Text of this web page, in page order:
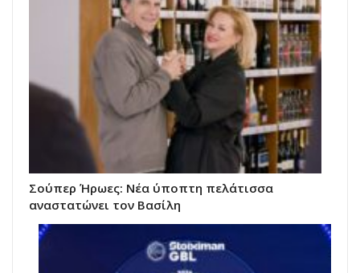
Σούπερ Ήρωες: Νέα ύποπτη πελάτισσα
αναστατώνει τον Βασίλη